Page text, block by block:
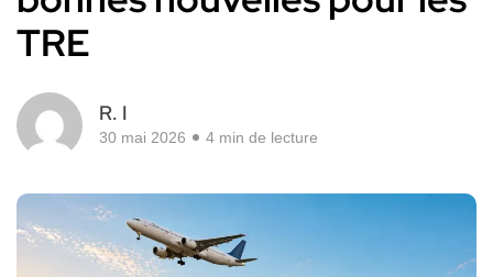
TRE
R. I
30 mai 2026 4 min de lecture